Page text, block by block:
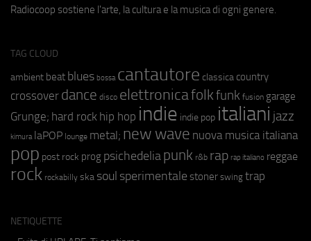
Radiocoop sostiene l'arte, la cultura e la musica di ogni genere.
TAG CLOUD
ambient beat blues bossa cantautore classica country
crossover dance disco elettronicafolkfunk fusion garage
Grunge; hard rock hip hop indie indie pop italiani jazz
kimura laPOP lounge metal; new wave nuova musica italiana
pop post rock prog psichedeliapunk r&b rap rap italiano reggae
rock rockabilly ska soul sperimentale stoner swing trap
NETIQUETTE